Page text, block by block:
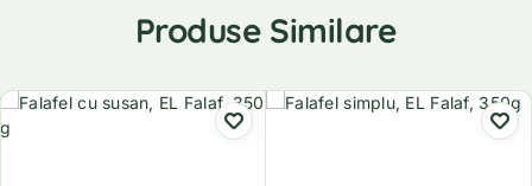
Produse Similare